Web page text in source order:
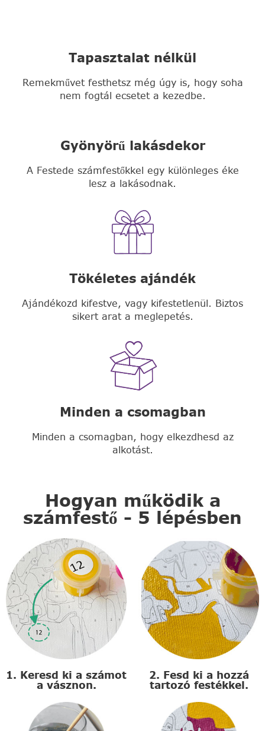
Tapasztalat nélkül
Remekművet festhetsz még úgy is, hogy soha
nem fogtál ecsetet a kezedbe.
Gyönyörű lakásdekor
A Festede számfestőkkel egy különleges éke
lesz a lakásodnak.
Tökéletes ajándék
Ajándékozd kifestve, vagy kifestetlenül. Biztos
sikert arat a meglepetés.
Minden a csomagban
Minden a csomagban, hogy elkezdhesd az
alkotást.
Hogyan működik a
számfestő - 5 lépésben
1. Keresd ki a számot
a vásznon.
2. Fesd ki a hozzá
tartozó festékkel.